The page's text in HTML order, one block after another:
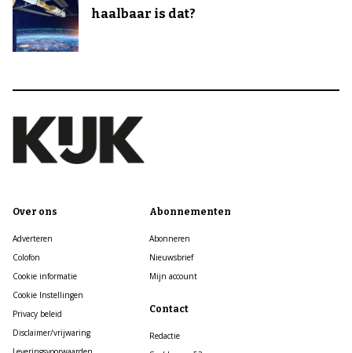
haalbaar is dat?
Over ons
Adverteren
Colofon
Cookie informatie
Cookie Instellingen
Privacy beleid
Disclaimer/vrijwaring
Abonnementen
Abonneren
Nieuwsbrief
Mijn account
Contact
Redactie